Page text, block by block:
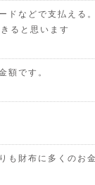
ドなどで支払える。
ると思います
額です。
財布に多くのお